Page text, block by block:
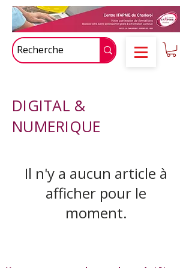
Il n'y a aucun article à
afficher pour le
moment.
DIGITAL &
NUMERIQUE